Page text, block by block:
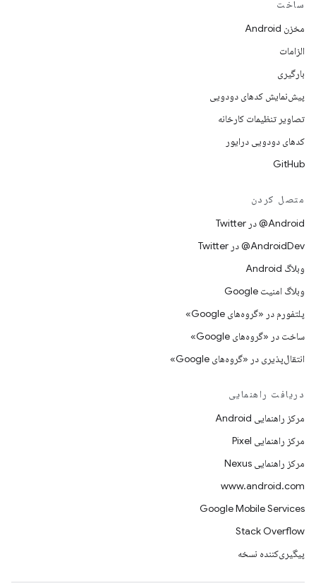
ساخت
مخزن Android
الزامات
بارگیری
پیش‌نمایش کدهای دودویی
تصاویر تنظیمات کارخانه
کدهای دودویی درایور
GitHub
متصل کردن
Android@ در Twitter
AndroidDev@ در Twitter
وبلاگ Android
وبلاگ امنیت Google
پلتفورم در «گروه‌های Google»
ساخت در «گروه‌های Google»
انتقال‌پذیری در «گروه‌های Google»
دریافت راهنمایی
مرکز راهنمایی Android
مرکز راهنمایی Pixel
مرکز راهنمایی Nexus
www.android.com
Google Mobile Services
Stack Overflow
پیگیری‌کننده نسخه